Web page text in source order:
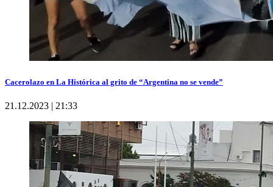
Cacerolazo en La Histórica al grito de “Argentina no se vende”
21.12.2023 | 21:33